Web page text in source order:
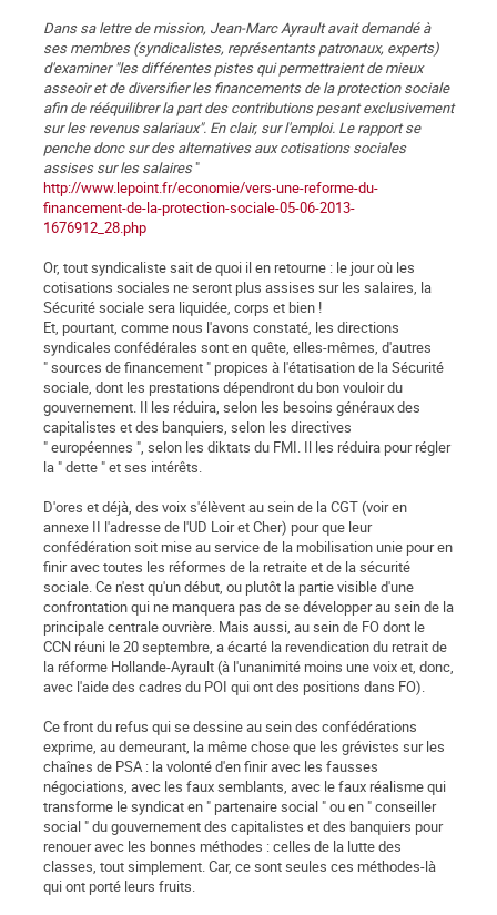
Dans sa lettre de mission, Jean-Marc Ayrault avait demandé à
ses membres (syndicalistes, représentants patronaux, experts)
d'examiner "les différentes pistes qui permettraient de mieux
asseoir et de diversifier les financements de la protection sociale
afin de rééquilibrer la part des contributions pesant exclusivement
sur les revenus salariaux". En clair, sur l'emploi. Le rapport se
penche donc sur des alternatives aux cotisations sociales
assises sur les salaires"
http://www.lepoint.fr/economie/vers-une-reforme-du-
financement-de-la-protection-sociale-05-06-2013-
1676912_28.php
Or, tout syndicaliste sait de quoi il en retourne : le jour où les
cotisations sociales ne seront plus assises sur les salaires, la
Sécurité sociale sera liquidée, corps et bien !
Et, pourtant, comme nous l'avons constaté, les directions
syndicales confédérales sont en quête, elles-mêmes, d'autres
" sources de financement " propices à l'étatisation de la Sécurité
sociale, dont les prestations dépendront du bon vouloir du
gouvernement. Il les réduira, selon les besoins généraux des
capitalistes et des banquiers, selon les directives
" européennes ", selon les diktats du FMI. Il les réduira pour régler
la " dette " et ses intérêts.
D'ores et déjà, des voix s'élèvent au sein de la CGT (voir en
annexe II l'adresse de l'UD Loir et Cher) pour que leur
confédération soit mise au service de la mobilisation unie pour en
finir avec toutes les réformes de la retraite et de la sécurité
sociale. Ce n'est qu'un début, ou plutôt la partie visible d'une
confrontation qui ne manquera pas de se développer au sein de la
principale centrale ouvrière. Mais aussi, au sein de FO dont le
CCN réuni le 20 septembre, a écarté la revendication du retrait de
la réforme Hollande-Ayrault (à l'unanimité moins une voix et, donc,
avec l'aide des cadres du POI qui ont des positions dans FO).
Ce front du refus qui se dessine au sein des confédérations
exprime, au demeurant, la même chose que les grévistes sur les
chaînes de PSA : la volonté d'en finir avec les fausses
négociations, avec les faux semblants, avec le faux réalisme qui
transforme le syndicat en " partenaire social " ou en " conseiller
social " du gouvernement des capitalistes et des banquiers pour
renouer avec les bonnes méthodes : celles de la lutte des
classes, tout simplement. Car, ce sont seules ces méthodes-là
qui ont porté leurs fruits.